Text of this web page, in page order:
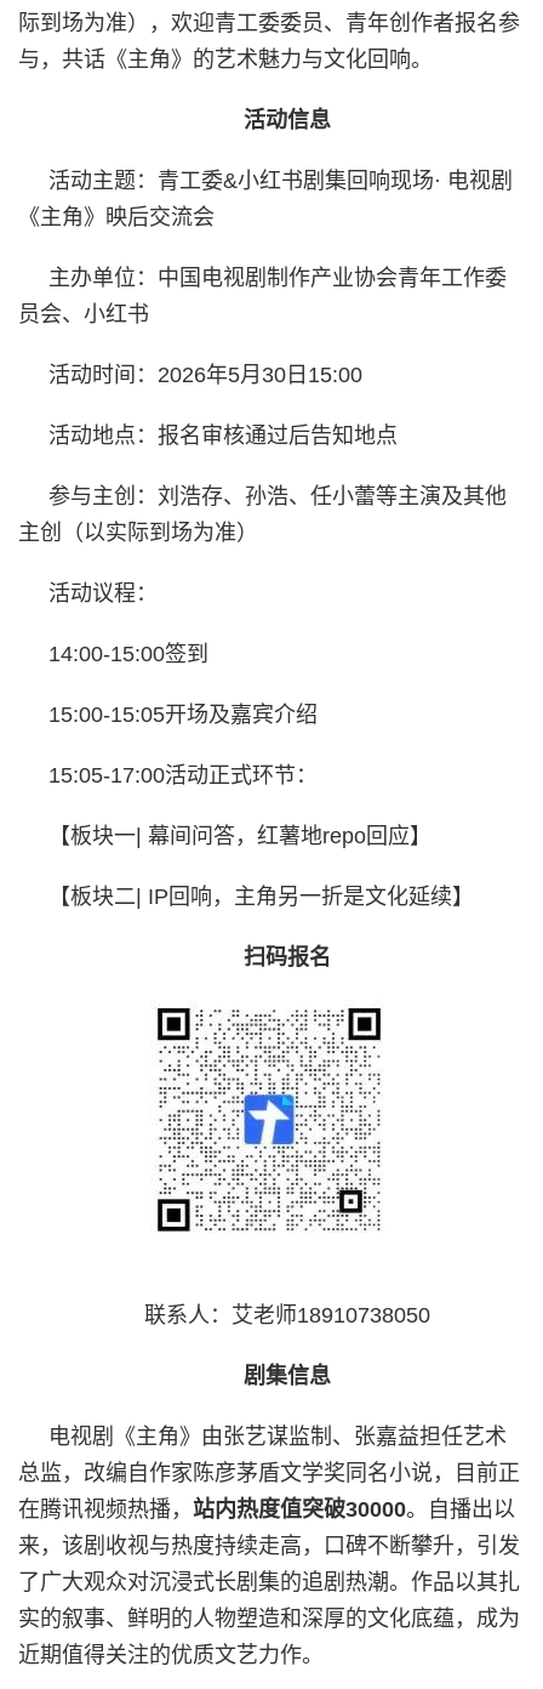
际到场为准），欢迎青工委委员、青年创作者报名参
与，共话《主角》的艺术魅力与文化回响。
活动信息
活动主题：青工委&小红书剧集回响现场· 电视剧
《主角》映后交流会
主办单位：中国电视剧制作产业协会青年工作委
员会、小红书
活动时间：2026年5月30日15:00
活动地点：报名审核通过后告知地点
参与主创：刘浩存、孙浩、任小蕾等主演及其他
主创（以实际到场为准）
活动议程：
14:00-15:00签到
15:00-15:05开场及嘉宾介绍
15:05-17:00活动正式环节：
【板块一| 幕间问答，红薯地repo回应】
【板块二| IP回响，主角另一折是文化延续】
扫码报名
联系人：艾老师18910738050
剧集信息
电视剧《主角》由张艺谋监制、张嘉益担任艺术
总监，改编自作家陈彦茅盾文学奖同名小说，目前正
在腾讯视频热播， 站内热度值突破30000。自播出以
来，该剧收视与热度持续走高，口碑不断攀升，引发
了广大观众对沉浸式长剧集的追剧热潮。作品以其扎
实的叙事、鲜明的人物塑造和深厚的文化底蕴，成为
近期值得关注的优质文艺力作。